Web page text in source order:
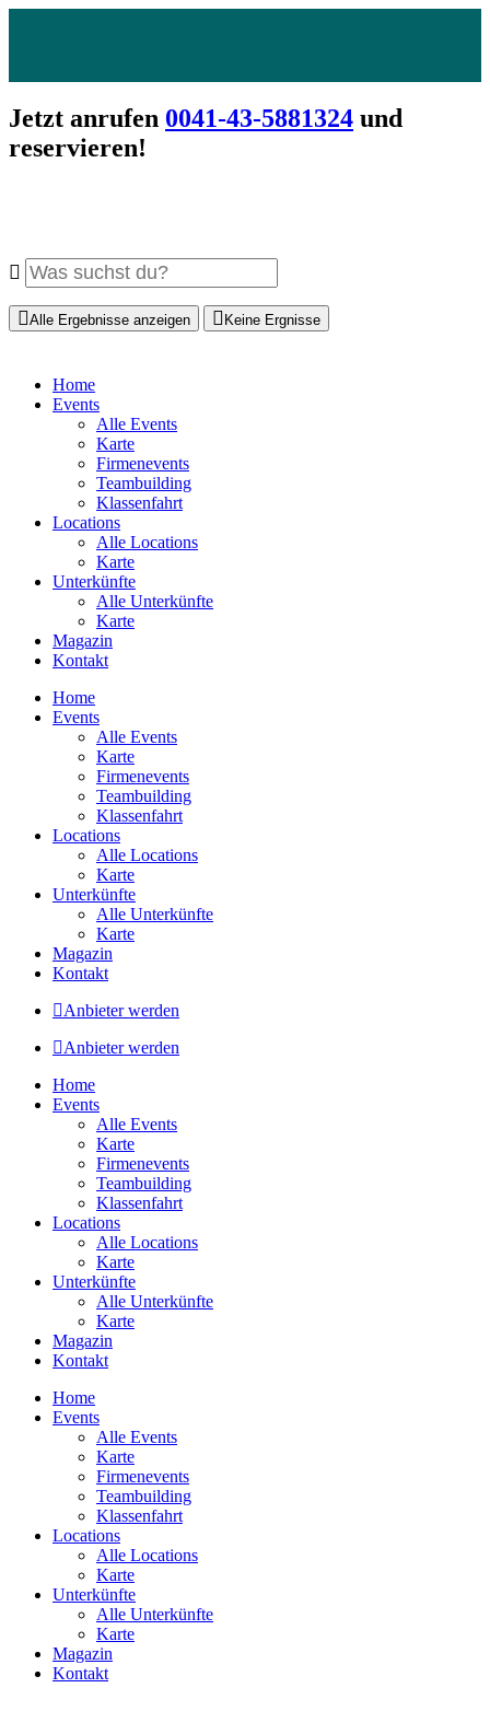
Jetzt anrufen 0041-43-5881324 und
reservieren!
Alle Ergebnisse anzeigen Keine Ergnisse
Home
Events
Alle Events
Karte
Firmenevents
Teambuilding
Klassenfahrt
Locations
Alle Locations
Karte
Unterkünfte
Alle Unterkünfte
Karte
Magazin
Kontakt
Home
Events
Alle Events
Karte
Firmenevents
Teambuilding
Klassenfahrt
Locations
Alle Locations
Karte
Unterkünfte
Alle Unterkünfte
Karte
Magazin
Kontakt
Anbieter werden
Anbieter werden
Home
Events
Alle Events
Karte
Firmenevents
Teambuilding
Klassenfahrt
Locations
Alle Locations
Karte
Unterkünfte
Alle Unterkünfte
Karte
Magazin
Kontakt
Home
Events
Alle Events
Karte
Firmenevents
Teambuilding
Klassenfahrt
Locations
Alle Locations
Karte
Unterkünfte
Alle Unterkünfte
Karte
Magazin
Kontakt